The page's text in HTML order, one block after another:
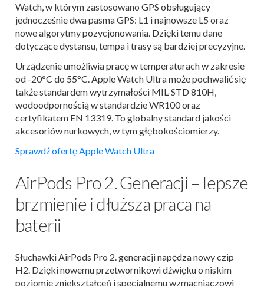
Watch, w którym zastosowano GPS obsługujący
jednocześnie dwa pasma GPS: L1 i najnowsze L5 oraz
nowe algorytmy pozycjonowania. Dzięki temu dane
dotyczące dystansu, tempa i trasy są bardziej precyzyjne.
Urządzenie umożliwia pracę w temperaturach w zakresie
od -20°C do 55°C. Apple Watch Ultra może pochwalić się
także standardem wytrzymałości MIL-STD 810H,
wodoodpornością w standardzie WR100 oraz
certyfikatem EN 13319. To globalny standard jakości
akcesoriów nurkowych, w tym głębokościomierzy.
Sprawdź ofertę Apple Watch Ultra
AirPods Pro 2. Generacji – lepsze
brzmienie i dłuższa praca na
baterii
Słuchawki AirPods Pro 2. generacji napędza nowy czip
H2. Dzięki nowemu przetwornikowi dźwięku o niskim
poziomie zniekształceń i specjalnemu wzmacniaczowi